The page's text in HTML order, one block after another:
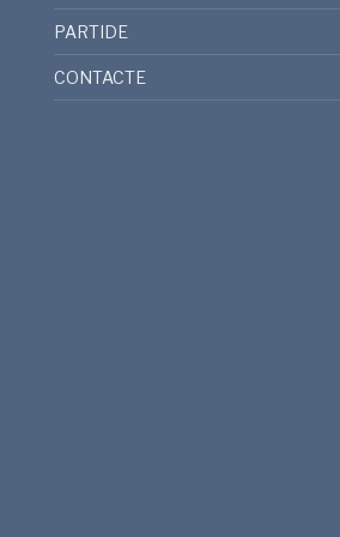
PARTIDE
CONTACTE